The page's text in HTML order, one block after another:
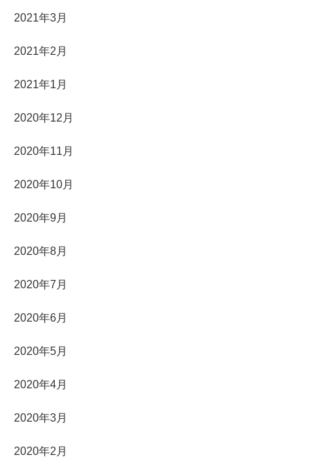
2021年3月
2021年2月
2021年1月
2020年12月
2020年11月
2020年10月
2020年9月
2020年8月
2020年7月
2020年6月
2020年5月
2020年4月
2020年3月
2020年2月